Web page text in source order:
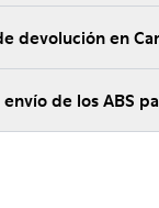
devolución en
de los ABS